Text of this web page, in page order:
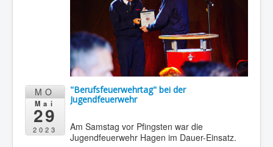
MO
Mai
29
2023
"Berufsfeuerwehrtag" bei der
Jugendfeuerwehr
Am Samstag vor Pfingsten war die
Jugendfeuerwehr Hagen im Dauer-Einsatz.